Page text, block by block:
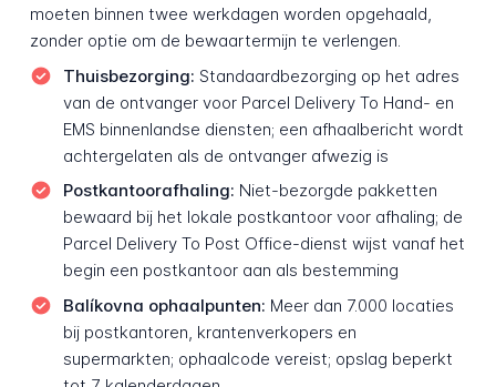
moeten binnen twee werkdagen worden opgehaald,
zonder optie om de bewaartermijn te verlengen.
Thuisbezorging: Standaardbezorging op het adres
van de ontvanger voor Parcel Delivery To Hand- en
EMS binnenlandse diensten; een afhaalbericht wordt
achtergelaten als de ontvanger afwezig is
Postkantoorafhaling: Niet-bezorgde pakketten
bewaard bij het lokale postkantoor voor afhaling; de
Parcel Delivery To Post Office-dienst wijst vanaf het
begin een postkantoor aan als bestemming
Balíkovna ophaalpunten: Meer dan 7.000 locaties
bij postkantoren, krantenverkopers en
supermarkten; ophaalcode vereist; opslag beperkt